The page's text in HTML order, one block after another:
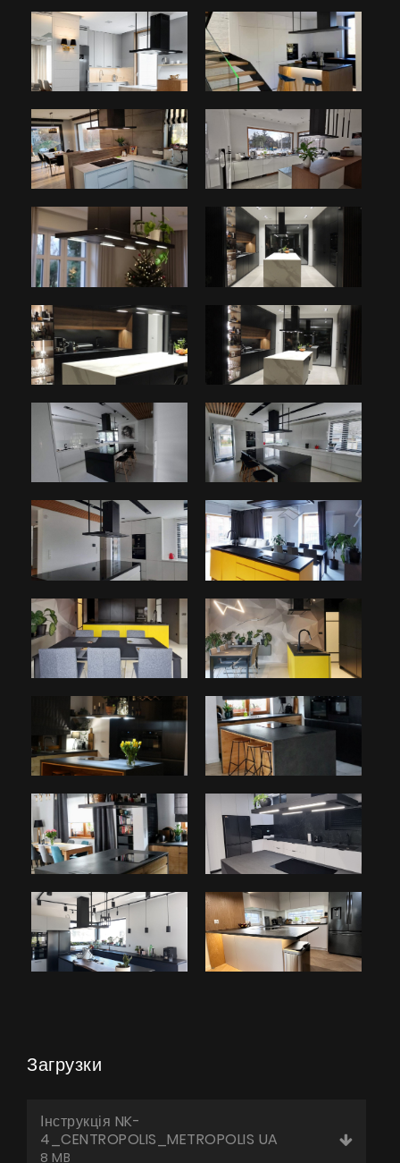
Загрузки
Інструкція NK-
4_CENTROPOLIS_METROPOLIS UA
8 MB